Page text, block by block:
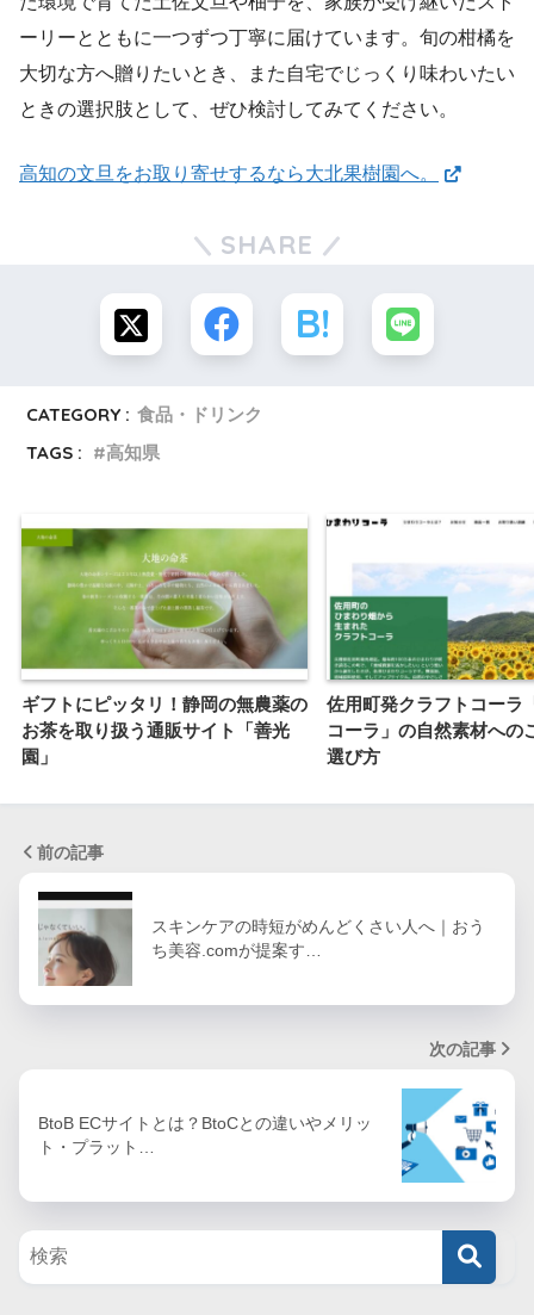
ーリーとともに一つずつ丁寧に届けています。旬の柑橘を
大切な方へ贈りたいとき、また自宅でじっくり味わいたい
ときの選択肢として、ぜひ検討してみてください。
高知の文旦をお取り寄せするなら大北果樹園へ。
SHARE
CATEGORY : 食品・ドリンク
TAGS :
高知県
ギフトにピッタリ！静岡の無農薬の
お茶を取り扱う通販サイト「善光
園」
佐用町発クラフトコーラ
コーラ」の自然素材への
選び方
前の記事
スキンケアの時短がめんどくさい人へ｜おう
ち美容.comが提案す…
次の記事
BtoB ECサイトとは？BtoCとの違いやメリッ
ト・プラット…